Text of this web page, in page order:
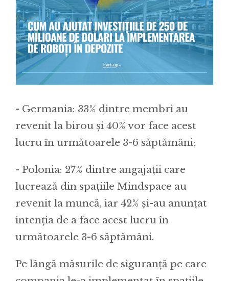
- Germania: 33% dintre membri au
revenit la birou și 40% vor face acest
lucru în următoarele 3-6 săptămâni;
- Polonia: 27% dintre angajații care
lucrează din spațiile Mindspace au
revenit la muncă, iar 42% și-au anunțat
intenția de a face acest lucru în
următoarele 3-6 săptămâni.
Pe lângă măsurile de siguranță pe care